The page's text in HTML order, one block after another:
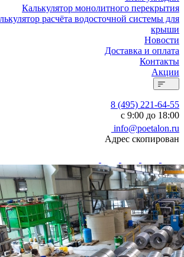
Калькулятор монолитного перекрытия
расчёта водосточной системы для
крыши
Новости
Доставка и оплата
Контакты
Акции
8 (495) 221-64-55
с 9:00 до 18:00
info@poetalon.ru
Адрес скопирован